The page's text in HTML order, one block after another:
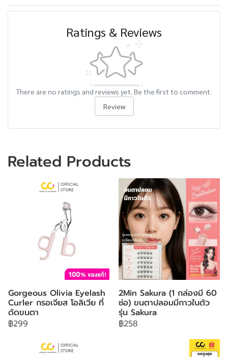
Ratings & Reviews
There are no ratings and reviews yet. Be the first to comment.
Review
Related Products
Gorgeous Olivia Eyelash
Curler กรอเจียส โอลิเวีย ที่
ดัดขนตา
฿299
2Min Sakura (1 กล่องมี 60
ช่อ) ขนตาปลอมมีกาวในตัว
รุ่น Sakura
฿258